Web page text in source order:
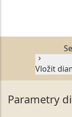
Vložit
Parametry